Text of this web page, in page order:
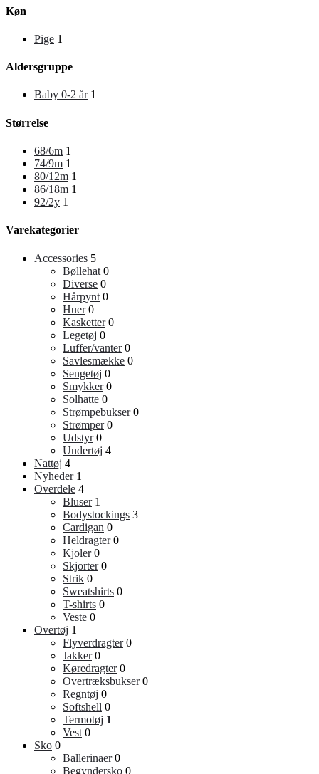
Køn
Pige 1
Aldersgruppe
Baby 0-2 år 1
Størrelse
68/6m 1
74/9m 1
80/12m 1
86/18m 1
92/2y 1
Varekategorier
Accessories 5
Bøllehat 0
Diverse 0
Hårpynt 0
Huer 0
Kasketter 0
Legetøj 0
Luffer/vanter 0
Savlesmække 0
Sengetøj 0
Smykker 0
Solhatte 0
Strømpebukser 0
Strømper 0
Udstyr 0
Undertøj 4
Nattøj 4
Nyheder 1
Overdele 4
Bluser 1
Bodystockings 3
Cardigan 0
Heldragter 0
Kjoler 0
Skjorter 0
Strik 0
Sweatshirts 0
T-shirts 0
Veste 0
Overtøj 1
Flyverdragter 0
Jakker 0
Køredragter 0
Overtræksbukser 0
Regntøj 0
Softshell 0
Termotøj 1
Vest 0
Sko 0
Ballerinaer 0
Begyndersko 0